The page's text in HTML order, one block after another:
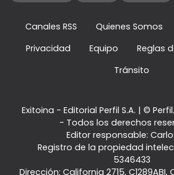
Canales RSS Quienes Somos
Privacidad
Equipo
Reglas
Tránsito
Exitoina - Editorial Perfil S.A. | ©
- Todos los derechos
Editor responsable:
Registro de la propiedad
5346433
Dirección: California 2715, C1289ABI,